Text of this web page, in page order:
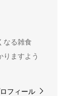
なる雑食
ますよう
フィール